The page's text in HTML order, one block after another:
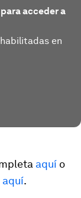
acceder a
en
aquí o
aquí.